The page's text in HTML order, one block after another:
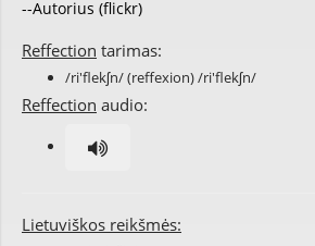
--Autorius (flickr)
Reffection tarimas:
/ri'flekʃn/ (reffexion) /ri'flekʃn/
Reffection audio:
Lietuviškos reikšmės: